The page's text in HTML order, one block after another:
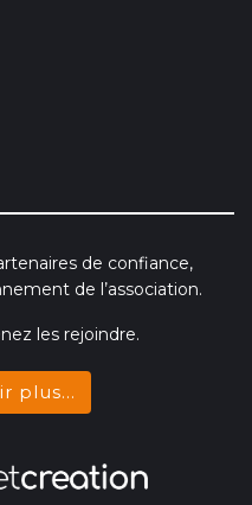
de confiance,
de l’association.
les rejoindre.
plus...